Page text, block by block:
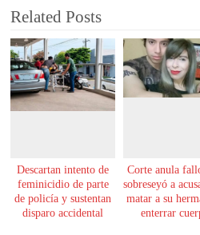
Related Posts
Descartan intento de
feminicidio de parte
de policía y sustentan
disparo accidental
Corte anula
sobreseyó a
matar a su
enterrar